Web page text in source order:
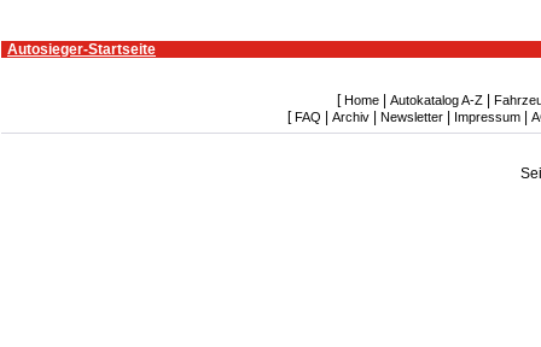
Autosieger-Startseite
[ Home| Autokatalog A-Z|
[ FAQ Archiv Newsletter Impressum